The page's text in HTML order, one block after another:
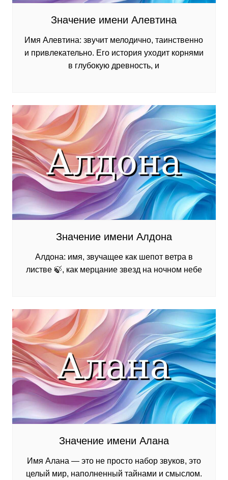
Значение имени Алевтина
Имя Алевтина: звучит мелодично, таинственно
и привлекательно. Его история уходит корнями
в глубокую древность, и
Значение имени Алдона
Алдона: имя, звучащее как шепот ветра в
листве 🍃, как мерцание звезд на ночном небе
Значение имени Алана
Имя Алана — это не просто набор звуков, это
целый мир, наполненный тайнами и смыслом.